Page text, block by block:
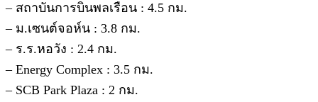
– สถาบันการบินพลเรือน : 4.5 กม.
– ม.เซนต์จอห์น : 3.8 กม.
– ร.ร.หอวัง : 2.4 กม.
– Energy Complex : 3.5 กม.
– SCB Park Plaza : 2 กม.